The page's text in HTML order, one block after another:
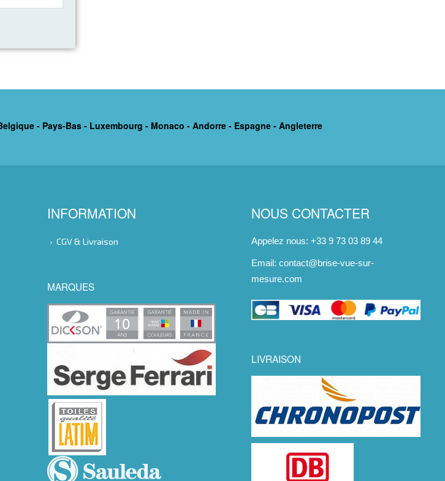
- Pays-Bas - Luxembourg - Monaco - Andorre - Espagne - Angleterre
INFORMATION
CGV & Livraison
MARQUES
NOUS CONTACTER
Appelez nous: +33 9 73 03 89 44
Email:contact@brise-vue-sur-
mesure.com
LIVRAISON